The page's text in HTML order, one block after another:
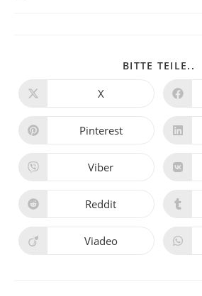
BITTE TEILE..
X
Pinterest
Viber
Reddit
Viadeo